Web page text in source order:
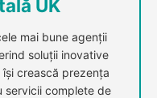
UK
mai bune agenții
soluții inovative
crească prezența
servicii complete de